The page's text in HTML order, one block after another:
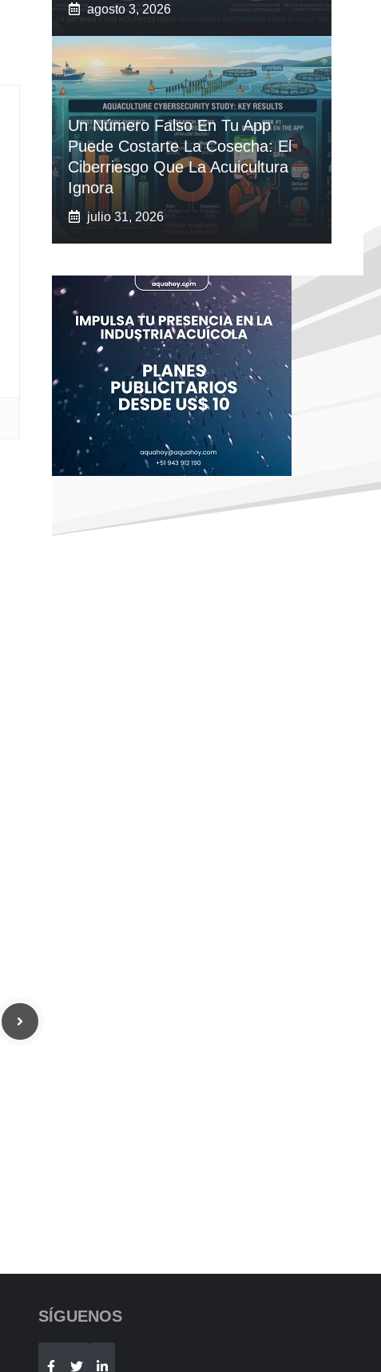
agosto 3, 2026
Un Número Falso En Tu App
Puede Costarte La Cosecha: El
Ciberriesgo Que La Acuicultura
Ignora
julio 31, 2026
SÍGUENOS
Telegram